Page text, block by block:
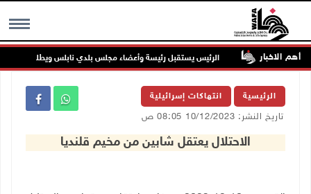
MENU أهم الاخبار
جنين الرئيس يستقبل رئيسة وأعضاء مجلس بلدي نابلس ويطلع على خطط
الرئيسية انتهاكات إسرائيلية
تاريخ النشر: 10/12/2023 08:05 ص
الاحتلال يعتقل شابين من مخيم قلنديا